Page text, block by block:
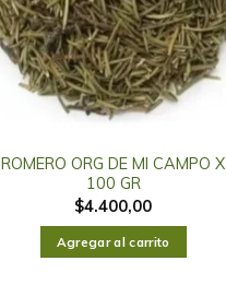
ROMERO ORG DE MI CAMPO X
100 GR
$4.400,00
Agregar al carrito